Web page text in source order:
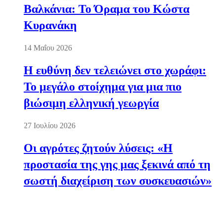
Βαλκάνια: Το Όραμα του Κώστα
Κυρανάκη
14 Μαΐου 2026
Η ευθύνη δεν τελειώνει στο χωράφι:
Το μεγάλο στοίχημα για μια πιο
βιώσιμη ελληνική γεωργία
27 Ιουλίου 2026
Οι αγρότες ζητούν λύσεις: «Η
προστασία της γης μας ξεκινά από τη
σωστή διαχείριση των συσκευασιών»